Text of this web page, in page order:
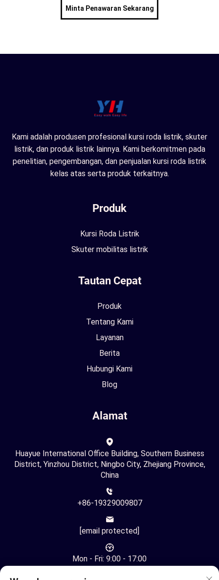
Minta Penawaran Sekarang
Kami adalah produsen profesional kursi roda listrik, skuter
listrik, dan produk listrik lainnya. Kami berkomitmen pada
penelitian, pengembangan, dan penjualan kursi roda listrik
kelas atas serta produk terkaitnya.
Produk
Kursi Roda Listrik
Skuter mobilitas listrik
Tautan Cepat
Produk
Tentang Kami
Layanan
Berita
Hubungi Kami
Blog
Alamat
Huayue International Office Building, Southern Business
District, Yinzhou District, Ningbo City, Zhejiang Province,
China
+86-19329009807
[email protected]
Mon - Fri: 9:00 - 17:00